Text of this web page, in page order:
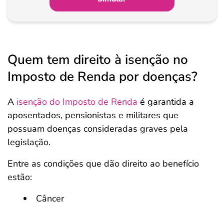
Pagamento
Quem tem direito à isenção no
Imposto de Renda por doenças?
A isenção do Imposto de Renda é garantida a
aposentados, pensionistas e militares que
possuam doenças consideradas graves pela
legislação.
Entre as condições que dão direito ao benefício
estão:
Câncer